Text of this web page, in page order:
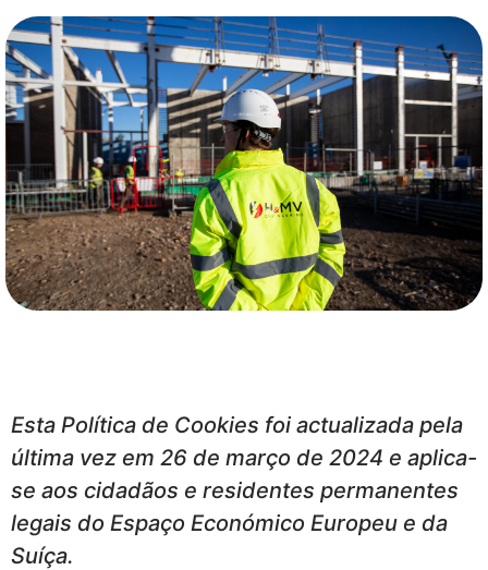
Esta Política de Cookies foi actualizada pela
última vez em 26 de março de 2024 e aplica-
se aos cidadãos e residentes permanentes
legais do Espaço Económico Europeu e da
Suíça.